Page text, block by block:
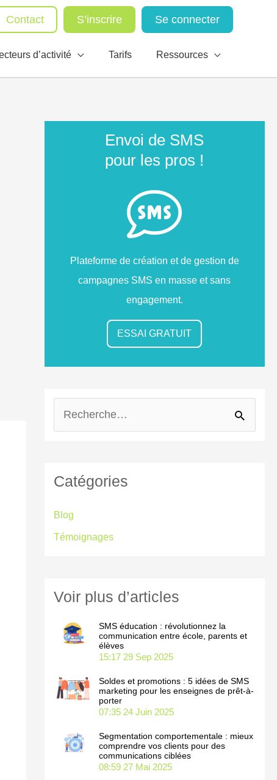
Contact S’inscrire Se connecter
d’activité Tarifs Ressources
Envoi de SMS
pour les pros !
Plateforme de création et de gestion de
campagnes SMS en masse et sans
engagement.
ESSAI GRATUIT
h
e
Catégories
Blog
Témoignages
Voir plus d’articles
SMS éducation : révolutionnez la
communication entre école, parents et
élèves
15:17 29 Sep 2025
Soldes et promotions : 5 idées de SMS
marketing pour les enseignes de prêt-à-
porter
07:35 24 Juin 2025
Segmentation comportementale : mieux
comprendre vos clients pour des
communications ciblées
08:59 27 Mai 2025